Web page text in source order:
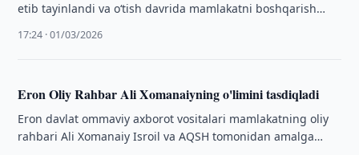
etib tayinlandi va o‘tish davrida mamlakatni boshqarish
17:24 · 01/03/2026
Eron Oliy Rahbar Ali Xomanaiyning o'limini tasdiqladi
Eron davlat ommaviy axborot vositalari mamlakatning oliy
rahbari Ali Xomanaiy Isroil va AQSH tomonidan amalga